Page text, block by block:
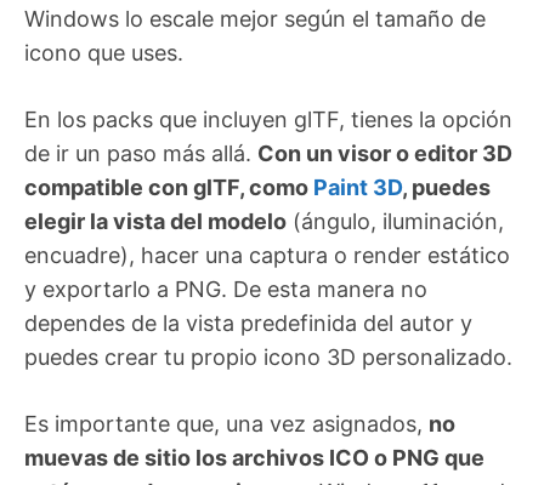
Windows lo escale mejor según el tamaño de
icono que uses.
En los packs que incluyen glTF, tienes la opción
de ir un paso más allá. Con un visor o editor 3D
compatible con glTF, como Paint 3D, puedes
elegir la vista del modelo (ángulo, iluminación,
encuadre), hacer una captura o render estático
y exportarlo a PNG. De esta manera no
dependes de la vista predefinida del autor y
puedes crear tu propio icono 3D personalizado.
Es importante que, una vez asignados, no
muevas de sitio los archivos ICO o PNG que